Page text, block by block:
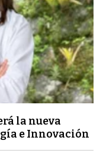
la nueva
e Innovación